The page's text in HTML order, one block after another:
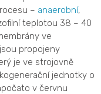
– anaerobní,
teplotou 38 – 40
ve
propojeny
je ve strojovně
jednotky o
v červnu